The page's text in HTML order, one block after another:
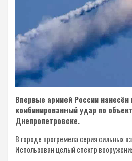
Впервые армией России
комбинированный удар по
Днепропетровске.
В городе прогремела серия сильных
Использован целый спектр